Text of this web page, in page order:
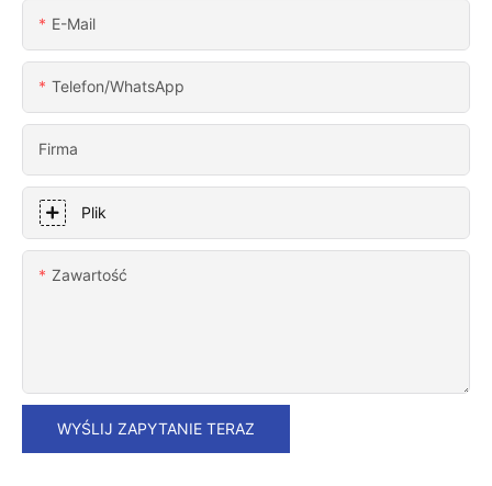
E-Mail
Telefon/WhatsApp
Firma
Plik
Zawartość
WYŚLIJ ZAPYTANIE TERAZ